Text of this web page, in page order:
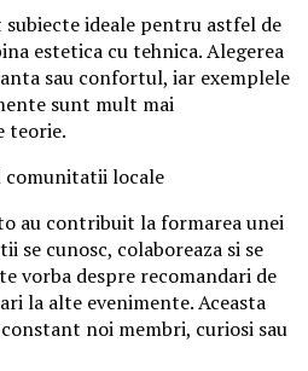
ideale pentru astfel de
estetica cu tehnica. Alegerea
sau confortul, iar exemplele
sunt mult mai
teorie.
comunitatii locale
au contribuit la formarea unei
se cunosc, colaboreaza si se
vorba despre recomandari de
la alte evenimente. Aceasta
noi membri, curiosi sau